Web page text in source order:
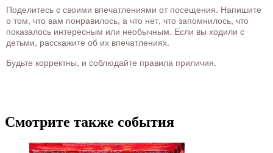
Поделитесь с своими впечатлениями от посещения. Напишите
о том, что вам понравилось, а что нет, что запомнилось, что
показалось интересным или необычным. Если вы ходили с
детьми, расскажите об их впечатлениях.
Будьте корректны, и соблюдайте правила приличия.
Смотрите также события